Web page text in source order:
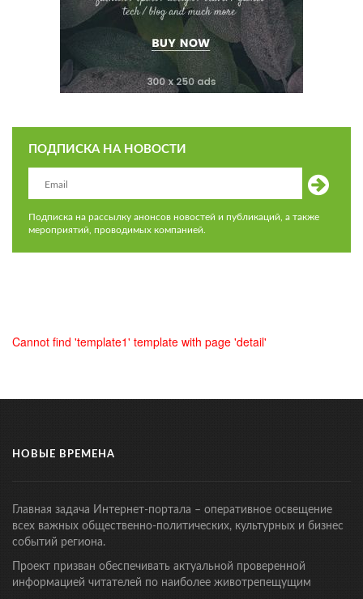
ПОДПИСКА НА НОВОСТИ
Подписка на рассылку анонсов новостей и публикаций, а также
мероприятий, проводимых компанией.
Cannot find 'template1' template with page 'detail'
НОВЫЕ ВРЕМЕНА
Главная задача Интернет-портала – оперативное освещение
всех важных общественно-политических, культурных и бизнес
событий региона.
Проект призван обеспечивать актуальной проверенной
информацией читателей по наиболее животрепещущим